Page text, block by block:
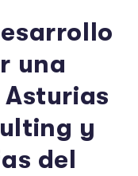
una
y
del